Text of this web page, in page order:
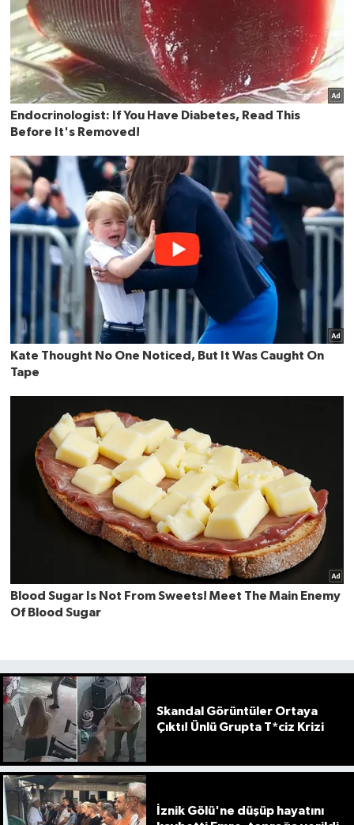
Skandal Görüntüler Ortaya
Çıktı! Ünlü Grupta T*ciz Krizi
İznik Gölü'ne düşüp hayatını